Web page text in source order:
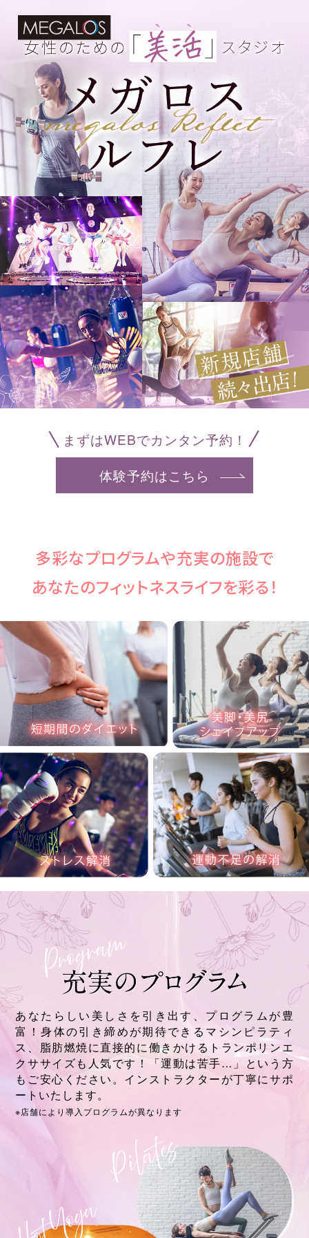
まずはWEBでカンタン予約！
体験予約はこちら
多彩なプログラムや充実の施設で
あなたのフィットネスライフを彩る！
あなたらしい美しさを引き出す、プログラムが豊
富！身体の引き締めが期待できるマシンピラティ
ス、脂肪燃焼に直接的に働きかけるトランポリンエ
クササイズも人気です！「運動は苦手…」という方
もご安心ください。インストラクターが丁寧にサポ
ートいたします。
※店舗により導入プログラムが異なります